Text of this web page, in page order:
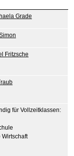
Grade
Fritzsche
für Vollzeitklassen:
Wirtschaft